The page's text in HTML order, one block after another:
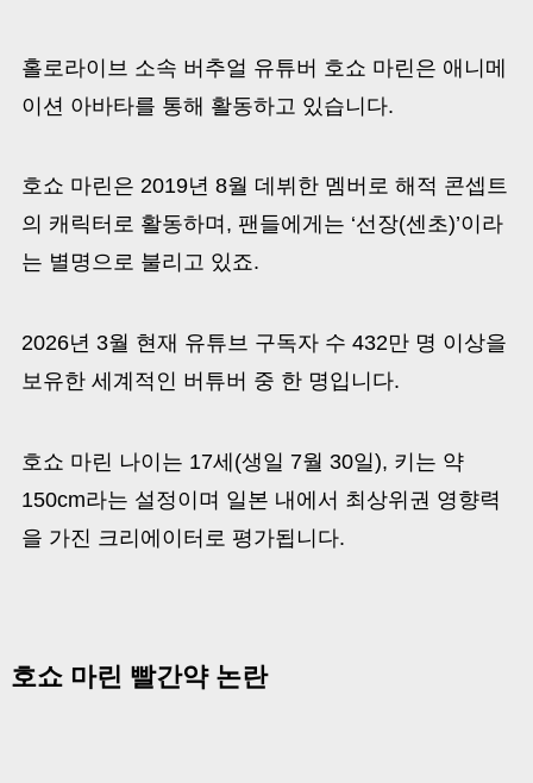
홀로라이브 소속 버추얼 유튜버 호쇼 마린은 애니메
이션 아바타를 통해 활동하고 있습니다.
호쇼 마린은 2019년 8월 데뷔한 멤버로 해적 콘셉트
의 캐릭터로 활동하며, 팬들에게는 ‘선장(센초)’이라
는 별명으로 불리고 있죠.
2026년 3월 현재 유튜브 구독자 수 432만 명 이상을
보유한 세계적인 버튜버 중 한 명입니다.
호쇼 마린 나이는 17세(생일 7월 30일), 키는 약
150cm라는 설정이며 일본 내에서 최상위권 영향력
을 가진 크리에이터로 평가됩니다.
호쇼 마린 빨간약 논란